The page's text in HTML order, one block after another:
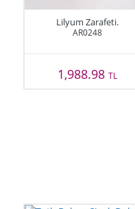
Lilyum Zarafeti.
AR0248
1,988.98TL